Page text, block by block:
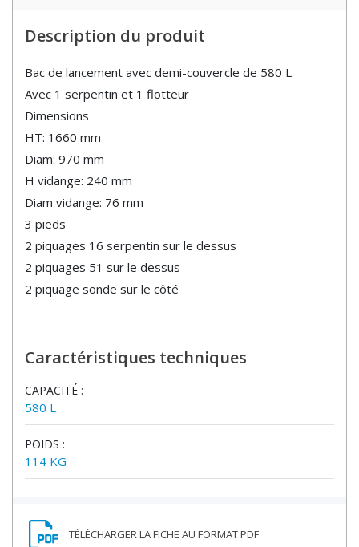
Description du produit
Bac de lancement avec demi-couvercle de 580 L
Avec 1 serpentin et 1 flotteur
Dimensions
HT: 1660 mm
Diam: 970 mm
H vidange: 240 mm
Diam vidange: 76 mm
3 pieds
2 piquages 16 serpentin sur le dessus
2 piquages 51 sur le dessus
2 piquage sonde sur le côté
Caractéristiques techniques
CAPACITÉ :
580 L
POIDS :
114 KG